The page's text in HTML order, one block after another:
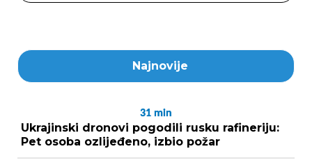
Najnovije
31 min
Ukrajinski dronovi pogodili rusku rafineriju:
Pet osoba ozlijeđeno, izbio požar